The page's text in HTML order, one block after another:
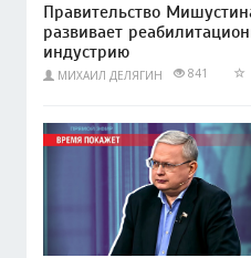
Правительство
развивает
индустрию
МИХАИЛ ДЕЛЯГИН 841